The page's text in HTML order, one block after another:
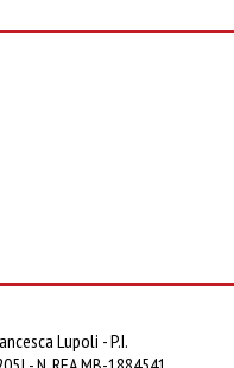
Lupoli - P.I.